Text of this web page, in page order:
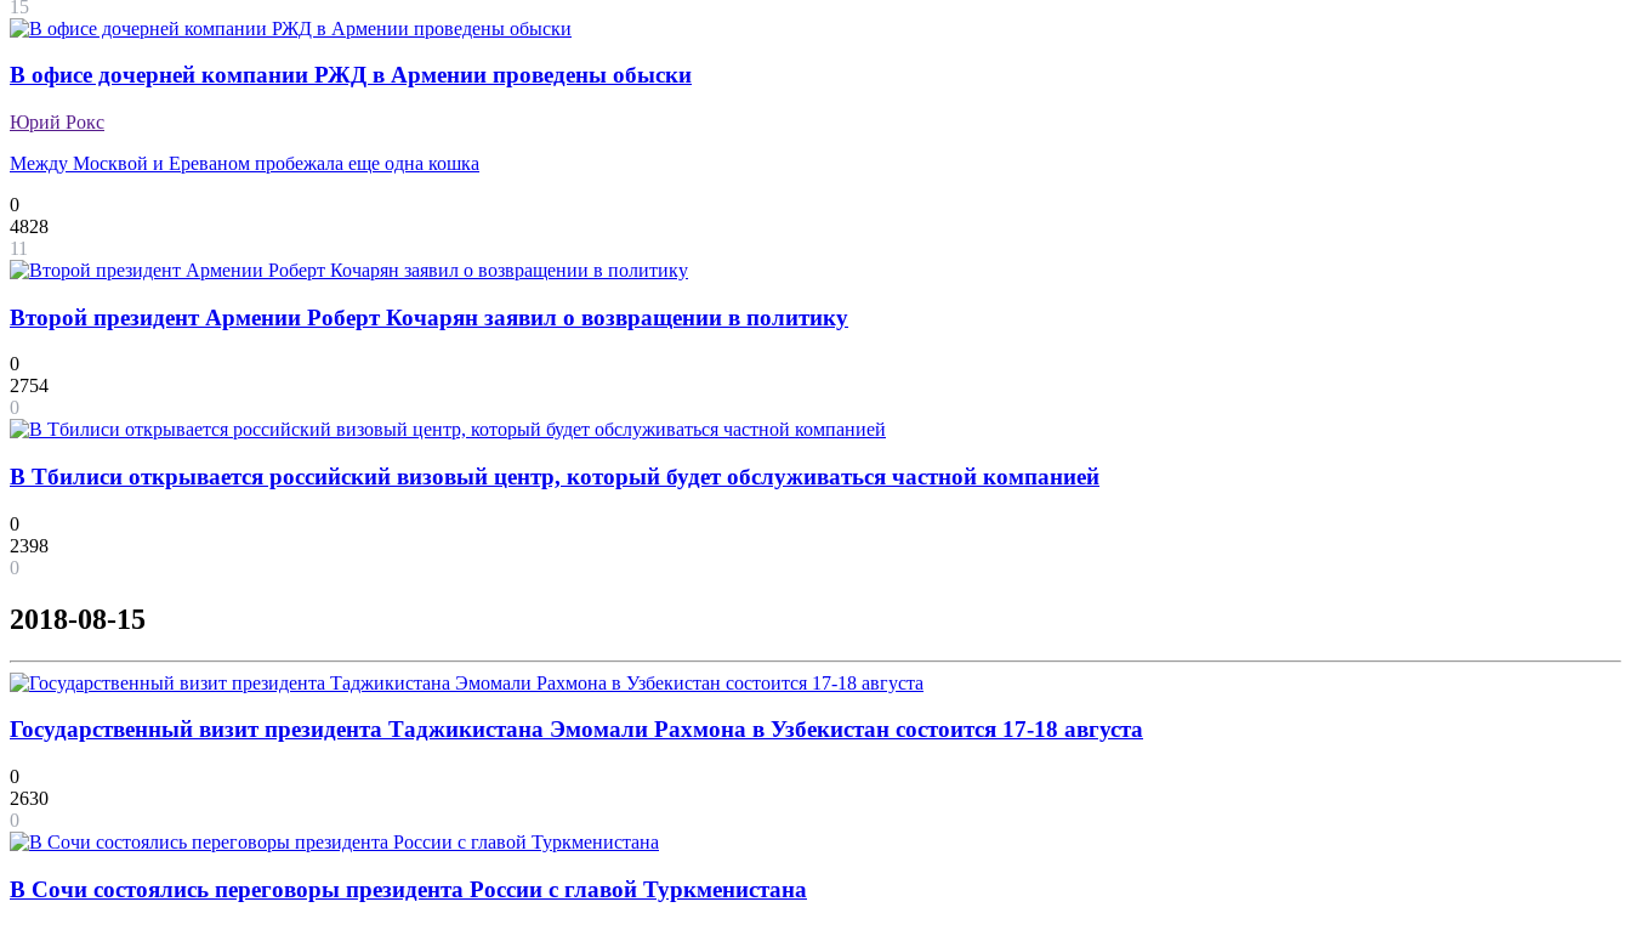
15
В офисе дочерней компании РЖД в Армении проведены обыски
Юрий Рокс
Между Москвой и Ереваном пробежала еще одна кошка
0
4828
11
Второй президент Армении Роберт Кочарян заявил о возвращении в политику
0
2754
0
В Тбилиси открывается российский визовый центр, который будет обслуживаться частной компанией
0
2398
0
2018-08-15
Государственный визит президента Таджикистана Эмомали Рахмона в Узбекистан состоится 17-18 августа
0
2630
0
В Сочи состоялись переговоры президента России с главой Туркменистана